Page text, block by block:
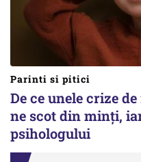
Parinti si pitici
De ce unele crize
ne scot din minți,
psihologului